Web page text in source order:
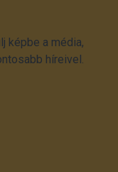
képbe a média,
híreivel.